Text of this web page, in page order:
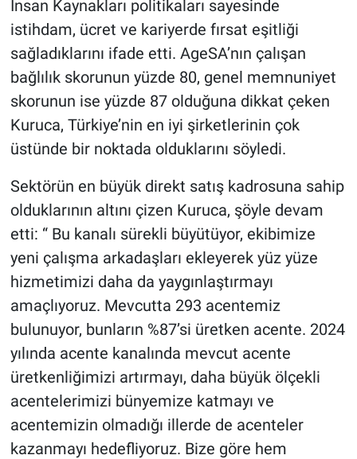
İnsan Kaynakları politikaları sayesinde
istihdam, ücret ve kariyerde fırsat eşitliği
sağladıklarını ifade etti. AgeSA’nın çalışan
bağlılık skorunun yüzde 80, genel memnuniyet
skorunun ise yüzde 87 olduğuna dikkat çeken
Kuruca, Türkiye’nin en iyi şirketlerinin çok
üstünde bir noktada olduklarını söyledi.
Sektörün en büyük direkt satış kadrosuna sahip
olduklarının altını çizen Kuruca, şöyle devam
etti: “ Bu kanalı sürekli büyütüyor, ekibimize
yeni çalışma arkadaşları ekleyerek yüz yüze
hizmetimizi daha da yaygınlaştırmayı
amaçlıyoruz. Mevcutta 293 acentemiz
bulunuyor, bunların %87’si üretken acente. 2024
yılında acente kanalında mevcut acente
üretkenliğimizi artırmayı, daha büyük ölçekli
acentelerimizi bünyemize katmayı ve
acentemizin olmadığı illerde de acenteler
kazanmayı hedefliyoruz. Bize göre hem